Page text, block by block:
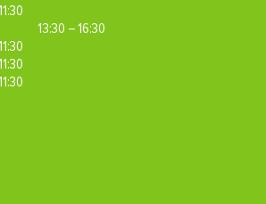
13:30 – 16:30